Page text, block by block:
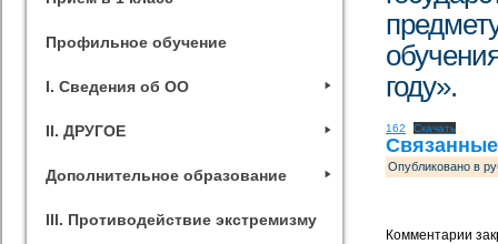
Профильное обучение
I. Сведения об ОО
II. ДРУГОЕ
Дополнительное образование
III. Противодействие экстремизму
году».
162 Скачать
Опубликовано в
Комментарии